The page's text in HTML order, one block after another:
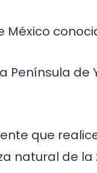
Península de
que
natural de la